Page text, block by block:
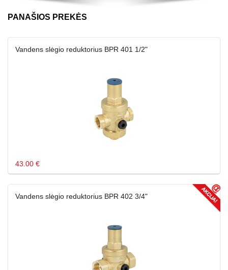
PANAŠIOS PREKĖS
Vandens slėgio reduktorius BPR 401 1/2"
43.00 €
Vandens slėgio reduktorius BPR 402 3/4"